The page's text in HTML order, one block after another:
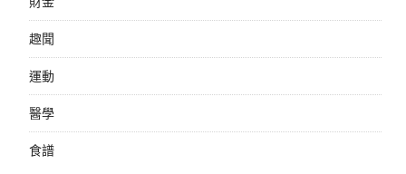
趣聞
運動
醫學
食譜